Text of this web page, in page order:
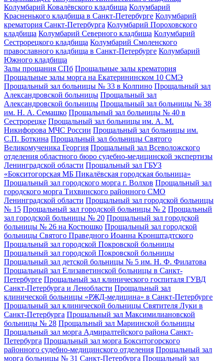
Колумбарий Ковалёвского кладбища Колумбарий
Красненького кладбища в Санкт-Петербурге Колумбарий
крематория Cанкт-Петербурга Колумбарий Пороховского
кладбища Колумбарий Северного кладбища Колумбарий
Сестрорецкого кладбища Колумбарий Смоленского
православного кладбища в Санкт-Петербурге Колумбарий
Южного кладбища
Залы прощания СПб Прощальные залы крематория
Прощальные залы морга на Екатерининском 10 СМЭ
Прощальный зал больницы № 33 в Колпино Прощальный зал
Александровской больницы Прощальный зал
Александровской больницы Прощальный зал больницы № 38
им. Н. А. Семашко Прощальный зал больницы № 40 в
Сестрорецке Прощальный зал больницы им. А. М.
Никифорова МЧС России Прощальный зал больницы им.
С.П. Боткина Прощальный зал больницы Святого
Великомученика Георгия Прощальный зал Всеволожского
отделения областного бюро судебно-медицинской экспертизы
Ленинградской области Прощальный зал ГБУЗ
«Бокситогорская МБ Пикалёвская городская больница»
Прощальный зал городского морга г. Волхов Прощальный зал
городского морга Тихвинского районного СМО
Ленинградской области Прощальный зал городской больницы
№ 15 Прощальный зал городской больницы № 2 Прощальный
зал городской больницы № 20 Прощальный зал городской
больницы № 26 на Костюшко Прощальный зал городской
больницы Святого Праведного Иоанна Кронштадтского
Прощальный зал городской Покровской больницы
Прощальный зал городской Покровской больницы
Прощальный зал детской больницы № 5 им. Н. Ф. Филатова
Прощальный зал Елизаветинской больницы в Санкт-
Петербурге Прощальный зал клинического госпиталя ГУВД
Санкт-Петербурга и Ленобласти Прощальный зал
клинической больницы «РЖД-медицина» в Санкт-Петербурге
Прощальный зал клинической больницы Святителя Луки в
Санкт-Петербурга Прощальный зал Максимилиановской
больницы № 28 Прощальный зал Мариинской больницы
Прощальный зал морга Адмиралтейского района Санкт-
Петербурга Прощальный зал морга Бокситогорского
районного судебно-медицинского отделения Прощальный зал
морга больницы № 31 Санкт-Петербурга Прощальный зал